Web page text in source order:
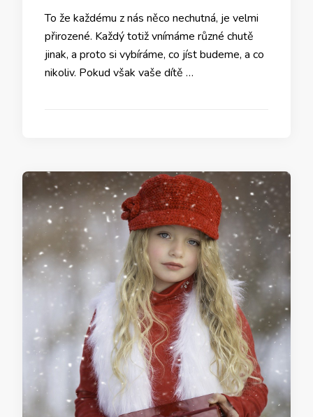
To že každému z nás něco nechutná, je velmi
přirozené. Každý totiž vnímáme různé chutě
jinak, a proto si vybíráme, co jíst budeme, a co
nikoliv. Pokud však vaše dítě …